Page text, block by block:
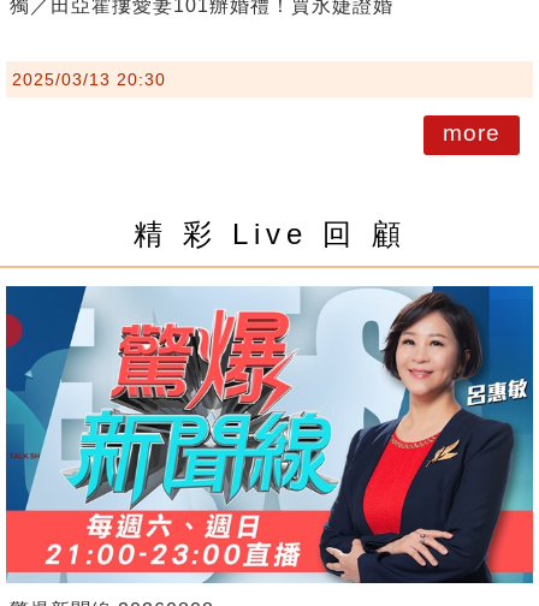
獨／田亞霍摟愛妻101辦婚禮！賈永婕證婚
2025/03/13 20:30
more
精 彩 Live 回 顧